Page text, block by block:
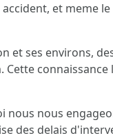
et meme
et ses environs,
nous
des delais